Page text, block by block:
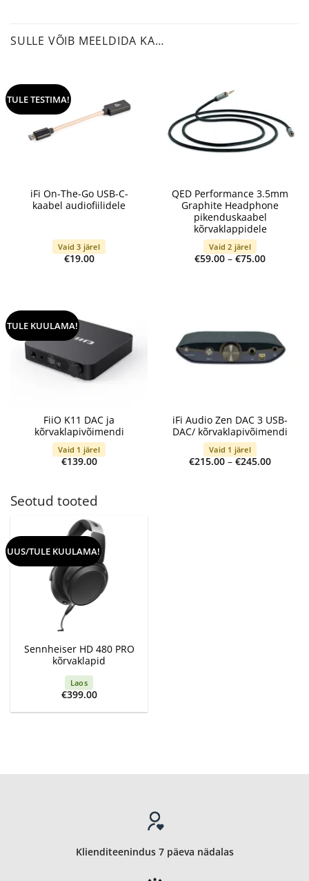
SULLE VÕIB MEELDIDA KA…
TULE TESTIMA!
iFi On-The-Go USB-C-
kaabel audiofiilidele
Vaid 3 järel
€19.00
QED Performance 3.5mm
Graphite Headphone
pikenduskaabel
kõrvaklappidele
Vaid 2 järel
€59.00 – €75.00Price
TULE KUULAMA!
FiiO K11 DAC ja
kõrvaklapivõimendi
Vaid 1 järel
€139.00
iFi Audio Zen DAC 3 USB-
DAC/ kõrvaklapivõimendi
Vaid 1 järel
€215.00 – €245.00Price
Seotud tooted
UUS/TULE KUULAMA!
Sennheiser HD 480 PRO
kõrvaklapid
Laos
€399.00
Klienditeenindus 7 päeva nädalas